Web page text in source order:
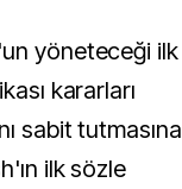
yöneteceği ilk
kararları
sabit tutmasına
ilk sözle